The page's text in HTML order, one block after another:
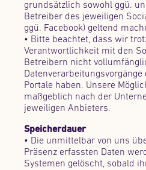
grundsätzlich sowohl ggü.
Betreiber des jeweiligen
ggü. Facebook) geltend
• Bitte beachtet, dass wir
Verantwortlichkeit mit den
Betreibern nicht
Portale haben. Unsere
maßgeblich nach der
jeweiligen Anbieters.
Speicherdauer
• Die unmittelbar von uns
Präsenz erfassten Daten
Systemen gelöscht, sobald